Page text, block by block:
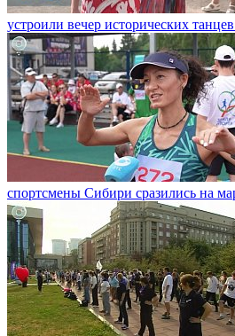
устроили вечер исторических
спортсмены Сибири сразились на